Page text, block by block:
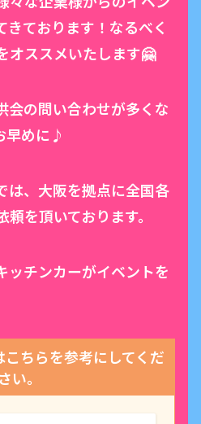
きております！なるべく
オススメいたします🤗
会の問い合わせが多くな
早めに♪
、大阪を拠点に全国各
を頂いております。
ッチンカーがイベントを
ちらを参考にしてくだ
さい。